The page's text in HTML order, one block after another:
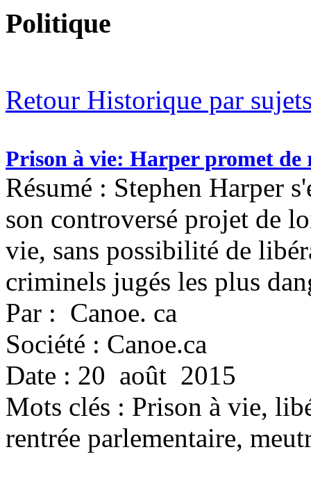
Politique
Retour Historique par
Prison à vie: Harper promet de
Résumé : Stephen Harper
son controversé projet de
vie, sans possibilité de
criminels jugés les plus
Par : Canoe. ca
Société : Canoe.ca
Date : 20 août 2015
Mots clés : Prison à vie,
rentrée parlementaire,